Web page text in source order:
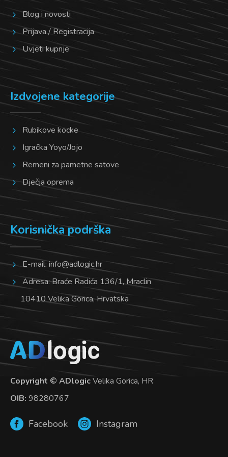
Blog i novosti
Prijava / Registracija
Uvjeti kupnje
Izdvojene kategorije
Rubikove kocke
Igračka Yoyo/Jojo
Remeni za pametne satove
Dječja oprema
Korisnička podrška
E-mail:info@adlogic.hr
Adresa: Braće Radića 136/1, Mraclin
10410 Velika Gorica, Hrvatska
Copyright © ADlogicVelika Gorica, HR
OIB: 98280767
Facebook Instagram